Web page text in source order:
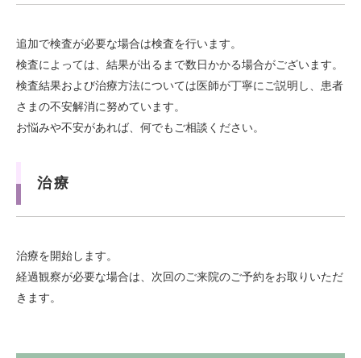
追加で検査が必要な場合は検査を行います。
検査によっては、結果が出るまで数日かかる場合がございます。
検査結果および治療方法については医師が丁寧にご説明し、患者
さまの不安解消に努めています。
お悩みや不安があれば、何でもご相談ください。
治療
治療を開始します。
経過観察が必要な場合は、次回のご来院のご予約をお取りいただ
きます。